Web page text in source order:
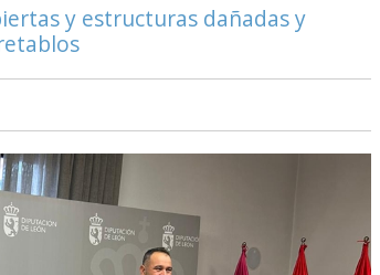
y estructuras dañadas y